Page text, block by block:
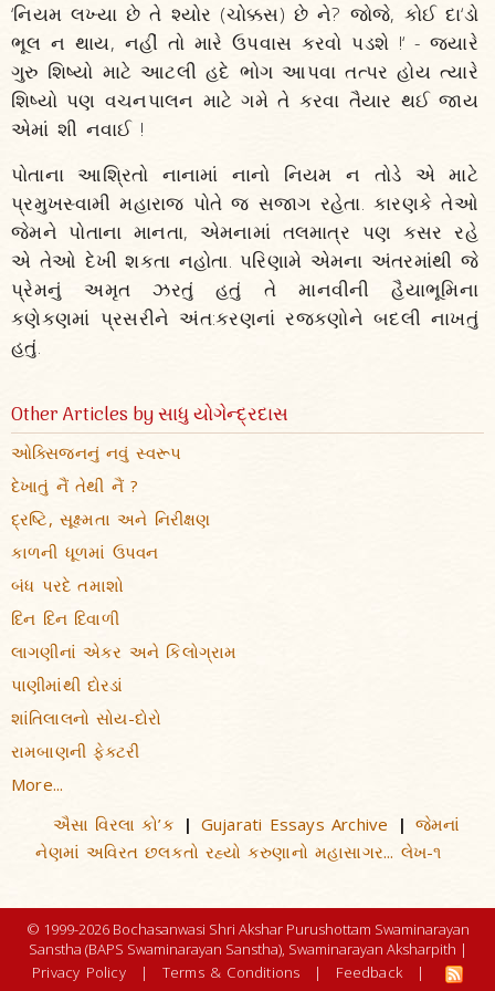
‘નિયમ લખ્યા છે તે શ્યોર (ચોક્કસ) છે ને? જોજે, કોઈ દા‘ડો
ભૂલ ન થાય, નહીં તો મારે ઉપવાસ કરવો પડશે !‘ - જ્યારે
ગુરુ શિષ્યો માટે આટલી હદે ભોગ આપવા તત્પર હોય ત્યારે
શિષ્યો પણ વચનપાલન માટે ગમે તે કરવા તૈયાર થઈ જાય
એમાં શી નવાઈ !
પોતાના આશ્રિતો નાનામાં નાનો નિયમ ન તોડે એ માટે
પ્રમુખસ્વામી મહારાજ પોતે જ સજાગ રહેતા. કારણકે તેઓ
જેમને પોતાના માનતા, એમનામાં તલમાત્ર પણ કસર રહે
એ તેઓ દેખી શકતા નહોતા. પરિણામે એમના અંતરમાંથી જે
પ્રેમનું અમૃત ઝરતું હતું તે માનવીની હૈયાભૂમિના
કણેકણમાં પ્રસરીને અંત:કરણનાં રજકણોને બદલી નાખતું
હતું.
Other Articles by સાધુ યોગેન્દ્રદાસ
ઓક્સિજનનું નવું સ્વરૂપ
દેખાતું નૈં તેથી નૈં ?
દ્રષ્ટિ, સૂક્ષ્મતા અને નિરીક્ષણ
કાળની ધૂળમાં ઉપવન
બંધ પરદે તમાશો
દિન દિન દિવાળી
લાગણીનાં એકર અને કિલોગ્રામ
પાણીમાંથી દોરડાં
શાંતિલાલનો સોય-દોરો
રામબાણની ફેક્ટરી
More...
ઐસા વિરલા કો’ક | Gujarati Essays Archive | જેમનાં
નેણમાં અવિરત છલકતો રહ્યો કરુણાનો મહાસાગર... લેખ-૧
© 1999-2026 Bochasanwasi Shri Akshar Purushottam Swaminarayan
Sanstha (BAPS Swaminarayan Sanstha), Swaminarayan Aksharpith |
Privacy Policy
| Terms & Conditions | Feedback |